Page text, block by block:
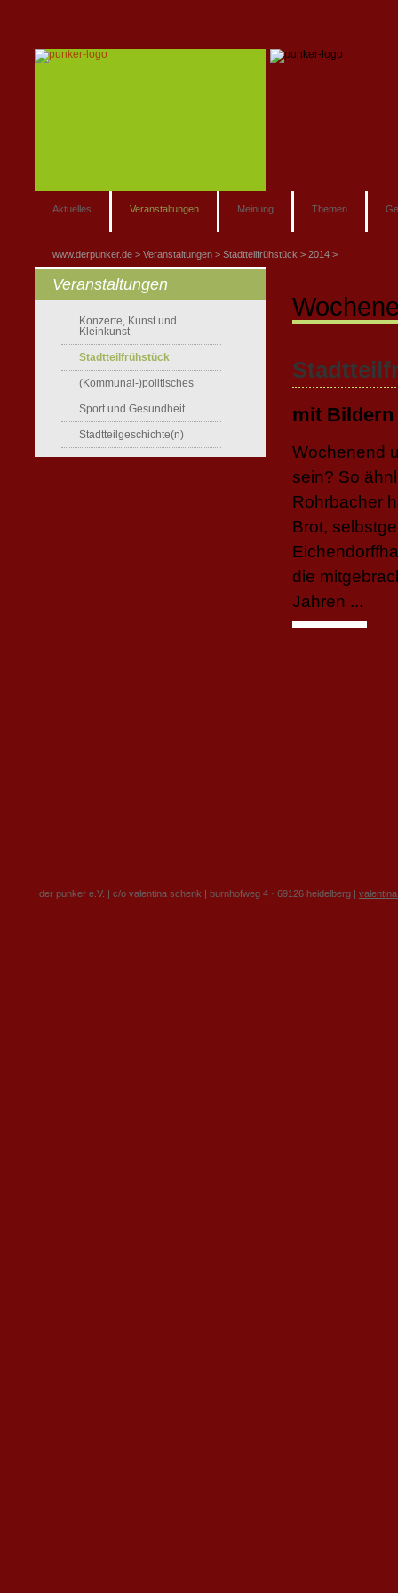
Aktuelles Veranstaltungen Meinung Themen
www.derpunker.de Veranstaltungen Stadtteilfrühstück 2014
mit Bildern
Wochenend
sein? So
Rohrbacher
Brot,
die
Jahren ...
Veranstaltungen
Konzerte, Kunst und
Kleinkunst
Stadtteilfrühstück
(Kommunal-)politisches
Sport und Gesundheit
Stadtteilgeschichte(n)
der punker e.V. | c/o valentina schenk | burnhofweg 4 · 69126 heidelberg |